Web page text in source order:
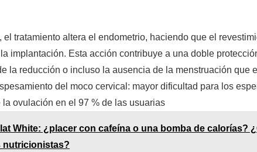
el tratamiento altera el endometrio, haciendo que el
implantación. Esta acción contribuye a una doble
la reducción o incluso la ausencia de la menstruación que
del moco cervical: mayor dificultad para los
la ovulación en el 97 % de las usuarias
White: ¿placer con cafeína o una bomba de calorías?
nutricionistas?